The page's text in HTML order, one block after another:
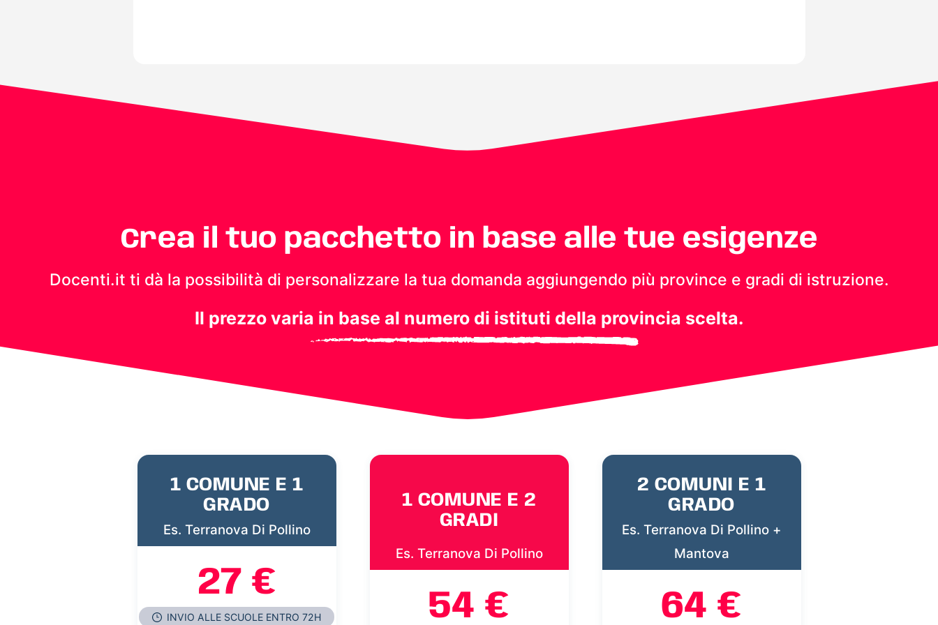
Crea il tuo pacchetto in base alle tue esigenze
Docenti.it ti dà la possibilità di personalizzare la tua domanda aggiungendo più province e gradi di istruzione.
Il prezzo varia in base al numero di istituti della provincia scelta.
1 COMUNE E 1
GRADO
Es. Terranova Di Pollino
27 €
INVIO ALLE SCUOLE ENTRO 72H
1 COMUNE E 2
GRADI
Es. Terranova Di Pollino
54 €
2 COMUNI E 1
GRADO
Es. Terranova Di Pollino +
Mantova
64 €